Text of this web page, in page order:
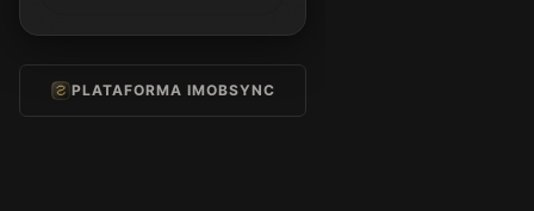
PLATAFORMA IMOBSYNC